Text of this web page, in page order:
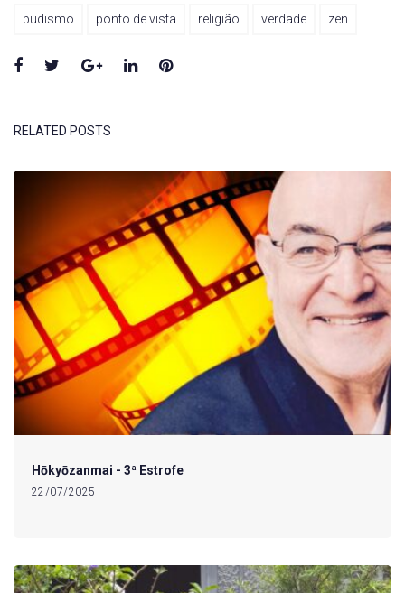
budismo ponto de vista religião verdade zen
Facebook
TwitterGoogle+LinkedInPinterest
RELATED POSTS
Hōkyōzanmai - 3ª Estrofe
22/07/2025